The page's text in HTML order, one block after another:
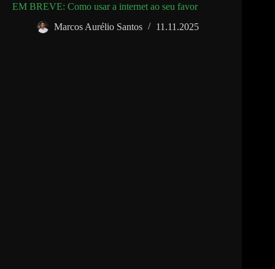
EM BREVE: Como usar a internet ao seu favor
Marcos Aurélio Santos
11.11.2025